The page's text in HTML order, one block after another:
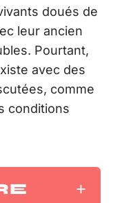
doués de
leur ancien
Pourtant,
avec des
comme
conditions